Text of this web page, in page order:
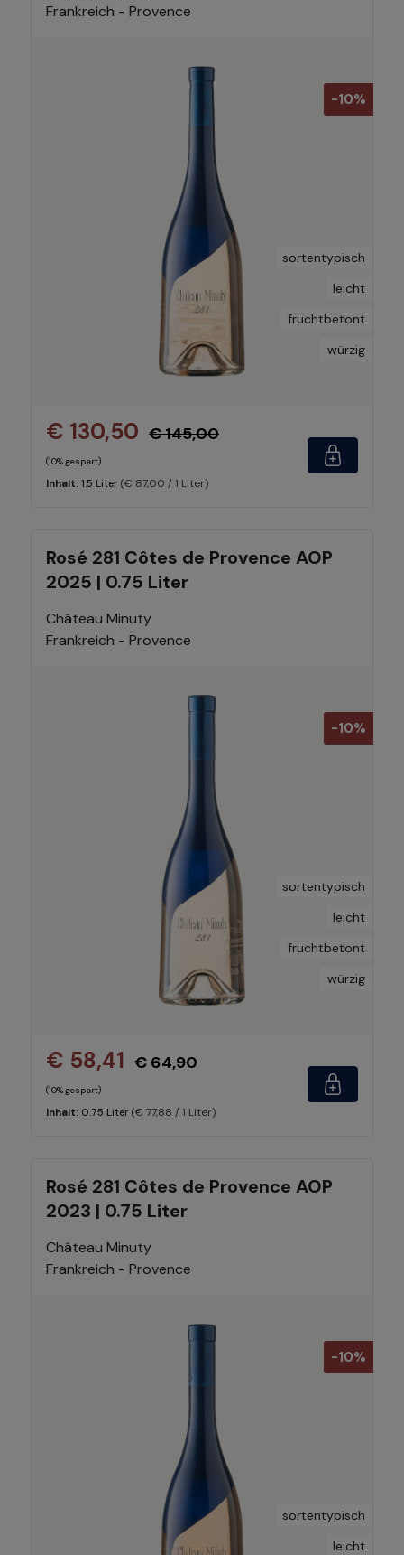
Frankreich - Provence
-10%
sortentypisch
leicht
fruchtbetont
würzig
€ 130,50 € 145,00
(10% gespart)
Inhalt: 1.5 Liter (€ 87,00 / 1 Liter)
Rosé 281 Côtes de Provence AOP
2025 | 0.75 Liter
Château Minuty
Frankreich - Provence
-10%
sortentypisch
leicht
fruchtbetont
würzig
€ 58,41 € 64,90
(10% gespart)
Inhalt: 0.75 Liter (€ 77,88 / 1 Liter)
Rosé 281 Côtes de Provence AOP
2023 | 0.75 Liter
Château Minuty
Frankreich - Provence
-10%
sortentypisch
leicht